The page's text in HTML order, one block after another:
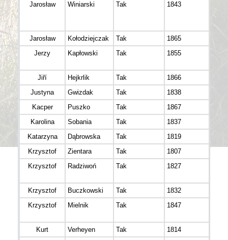
Jarosław
Winiarski Tak 1843
Jarosław
Kołodziejczak Tak
1865
Jerzy
Kapłowski Tak 1855
Jiří
Hejkrlik Tak 1866
Justyna
Gwizdak Tak
1838
Kacper
Puszko Tak
1867
Karolina
Sobania Tak 1837
Katarzyna
Dąbrowska Tak
1819
Krzysztof
Zientara Tak
1807
Krzysztof
Radziwoń Tak 1827
Krzysztof
Buczkowski Tak
1832
Krzysztof
Mielnik Tak 1847
Kurt
Verheyen Tak
1814